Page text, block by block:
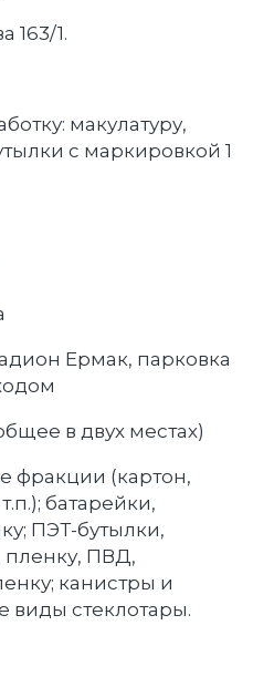
163/1.
макулатуру,
с маркировкой 1
Ермак, парковка
в двух местах)
фракции (картон,
батарейки,
ПЭТ-бутылки,
пленку, ПВД,
канистры и
виды стеклотары.